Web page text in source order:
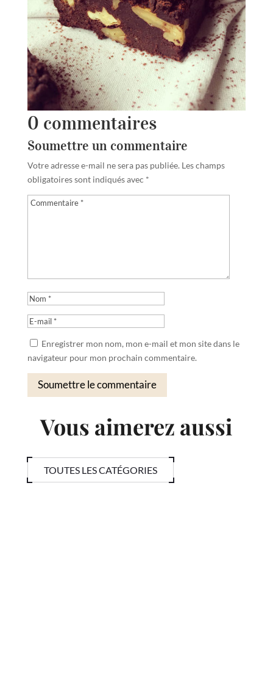
0 commentaires
Soumettre un commentaire
Votre adresse e-mail ne sera pas publiée. Les champs
obligatoires sont indiqués avec *
Enregistrer mon nom, mon e-mail et mon site dans le
navigateur pour mon prochain commentaire.
Soumettre le commentaire
Vous aimerez aussi
TOUTES LES CATÉGORIES